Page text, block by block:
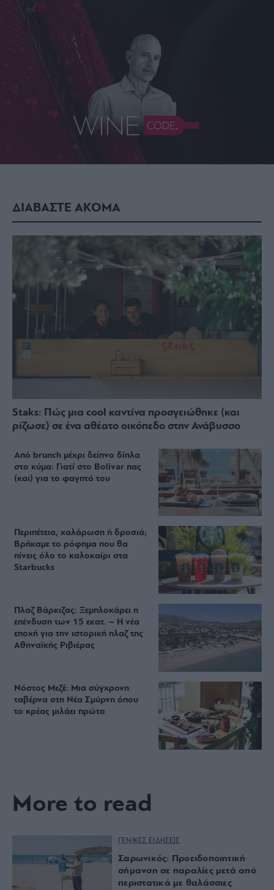
ΔΙΑΒΑΣΤΕ ΑΚΟΜΑ
Staks: Πώς μια cool καντίνα προσγειώθηκε (και
ρίζωσε) σε ένα αθέατο οικόπεδο στην Ανάβυσσο
Από brunch μέχρι δείπνο δίπλα
στο κύμα: Γιατί στο Bolivar πας
(και) για το φαγητό του
Περιπέτεια, χαλάρωση ή δροσιά;
Βρήκαμε το ρόφημα που θα
πίνεις όλο το καλοκαίρι στα
Starbucks
Πλαζ Βάρκιζας: Ξεμπλοκάρει η
επένδυση των 15 εκατ. – Η νέα
εποχή για την ιστορική πλαζ της
Αθηναϊκής Ριβιέρας
Νόστος Μεζέ: Μια σύγχρονη
ταβέρνα στη Νέα Σμύρνη όπου
το κρέας μιλάει πρώτο
More to read
ΓΕΝΙΚΕΣ ΕΙΔΗΣΕΙΣ
Σαρωνικός: Προειδοποιητική
σήμανση σε παραλίες μετά από
περιστατικά με θαλάσσιες